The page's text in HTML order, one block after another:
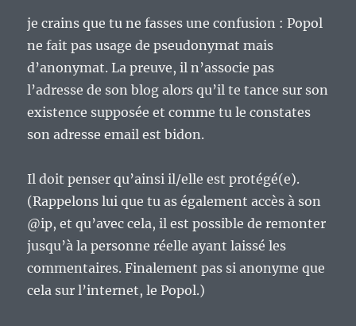
je crains que tu ne fasses une confusion : Popol
ne fait pas usage de pseudonymat mais
d’anonymat. La preuve, il n’associe pas
l’adresse de son blog alors qu’il te tance sur son
existence supposée et comme tu le constates
son adresse email est bidon.
Il doit penser qu’ainsi il/elle est protégé(e).
(Rappelons lui que tu as également accès à son
@ip, et qu’avec cela, il est possible de remonter
jusqu’à la personne réelle ayant laissé les
commentaires. Finalement pas si anonyme que
cela sur l’internet, le Popol.)